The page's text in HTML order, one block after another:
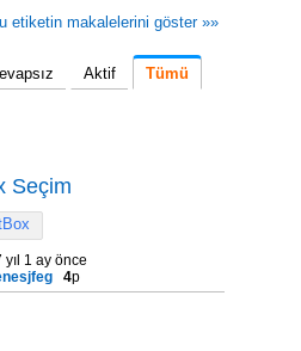
etiketin makalelerini göster »»
Aktif Tümü
Seçim
yıl 1 ay önce
4p